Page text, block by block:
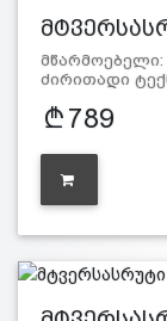
მწარმოებელი:
ძირითადი
789